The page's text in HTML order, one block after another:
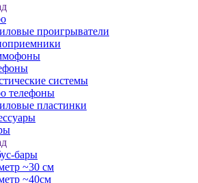
проигрыватели
системы
телефоны
пластинки
бары
~30 см
~40см